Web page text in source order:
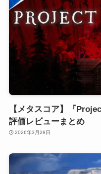
【メタスコア】『
評価レビューまとめ
2026年3月28日